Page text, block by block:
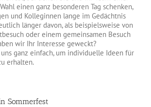
einen ganz besonderen Tag schenken,
und Kolleginnen lange im Gedächtnis
länger davon, als beispielsweise von
oder einem gemeinsamen Besuch
wir Ihr Interesse geweckt?
ganz einfach, um individuelle Ideen für
erhalten.
Sommerfest